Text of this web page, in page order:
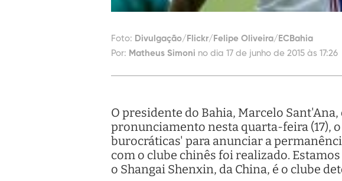
Foto: Divulgação/Flickr/Felipe Oliveira/ECBahia
Por: Matheus Simoni no dia 17 de junho de 2015 às 17:26
O presidente do Bahia, Marcelo
pronunciamento nesta quarta-feira (17),
burocráticas' para anunciar a
com o clube chinês foi realizado.
o Shangai Shenxin, da China, é o clube